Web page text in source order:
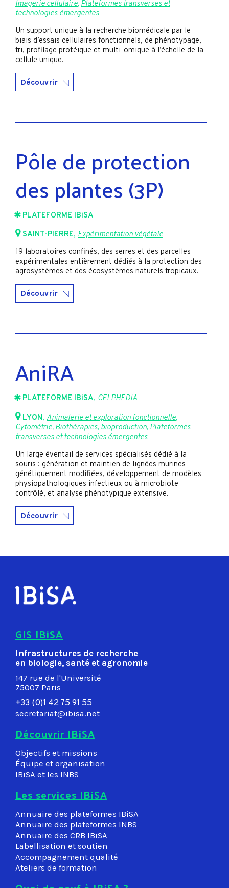
Imagerie cellulaire,Plateformes transverses et
technologies émergentes
Un support unique à la recherche biomédicale par le
biais d’essais cellulaires fonctionnels, de phénotypage,
tri, profilage protéique et multi-omique à l’échelle de la
cellule unique.
Découvrir
Pôle de protection
des plantes (3P)
PLATEFORME IBiSA
SAINT-PIERRE, Expérimentation végétale
19 laboratoires confinés, des serres et des parcelles
expérimentales entièrement dédiés à la protection des
agrosystèmes et des écosystèmes naturels tropicaux.
Découvrir
AniRA
PLATEFORME IBiSA, CELPHEDIA
LYON, Animalerie et exploration fonctionnelle,
Cytométrie, Biothérapies, bioproduction, Plateformes
transverses et technologies émergentes
Un large éventail de services spécialisés dédié à la
souris : génération et maintien de lignées murines
génétiquement modifiées, développement de modèles
physiopathologiques infectieux ou à microbiote
contrôlé, et analyse phénotypique extensive.
Découvrir
GIS IBiSA
Infrastructures de recherche
en biologie, santé et agronomie
147 rue de l'Université
75007 Paris
+33 (0)1 42 75 91 55
secretariat@ibisa.net
Découvrir IBiSA
Objectifs et missions
Équipe et organisation
IBiSA et les INBS
Les services IBiSA
Annuaire des plateformes IBiSA
Annuaire des plateformes INBS
Annuaire des CRB IBiSA
Labellisation et soutien
Accompagnement qualité
Ateliers de formation